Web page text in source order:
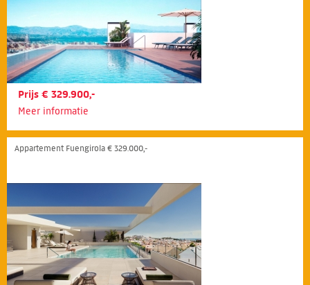
Prijs € 329.900,-
Meer informatie
Appartement Fuengirola € 329.000,-